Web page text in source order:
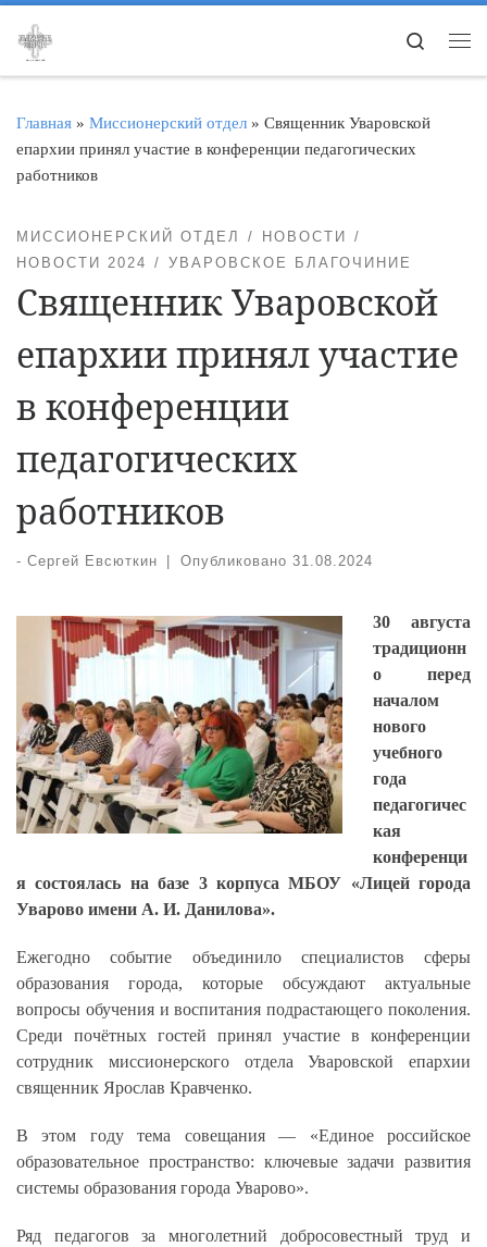
Перейти к содержимому
Search
Главная » Миссионерский отдел » Священник Уваровской
епархии принял участие в конференции педагогических
работников
МИССИОНЕРСКИЙ ОТДЕЛ
НОВОСТИ
НОВОСТИ 2024
УВАРОВСКОЕ БЛАГОЧИНИЕ
Священник Уваровской
епархии принял участие
в конференции
педагогических
работников
- Сергей Евсюткин Опубликовано 31.08.2024
30 августа
традиционн
о перед
началом
нового
учебного
года
педагогичес
кая
конференци
я состоялась на базе 3 корпуса МБОУ «Лицей города
Уварово имени А. И. Данилова».
Ежегодно событие объединило специалистов сферы
образования города, которые обсуждают актуальные
вопросы обучения и воспитания подрастающего поколения.
Среди почётных гостей принял участие в конференции
сотрудник миссионерского отдела Уваровской епархии
священник Ярослав Кравченко.
В этом году тема совещания — «Единое российское
образовательное пространство: ключевые задачи развития
системы образования города Уварово».
Ряд педагогов за многолетний добросовестный труд и